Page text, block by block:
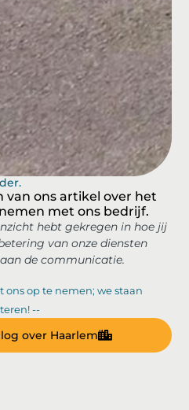
van ons artikel over het
met ons bedrijf.
hebt gekregen in hoe jij
van onze diensten
de communicatie.
op te nemen; we staan
--
over Haarlem